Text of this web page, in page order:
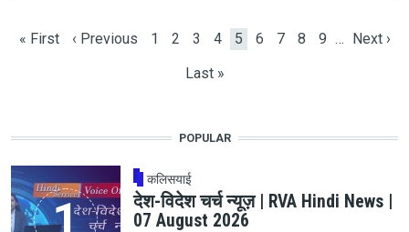
First page
« First Previous page
‹ Previous Page
1 Page
2 Page
3 Page
4 Current page
5 Page
6 Page
7 Page
8 Page
9 … Next
Next ›
Last page
Last »
POPULAR
कलिसयाई
देश-विदेश चर्च न्यूज़ | RVA Hindi News |
07 August 2026